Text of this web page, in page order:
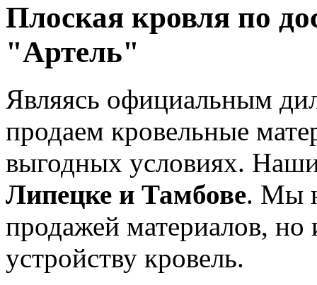
Плоская кровля по
"Артель"
Являясь официальным
продаем кровельные
выгодных условиях.
Липецке и Тамбове. Мы
продажей материалов, но
устройству кровель.